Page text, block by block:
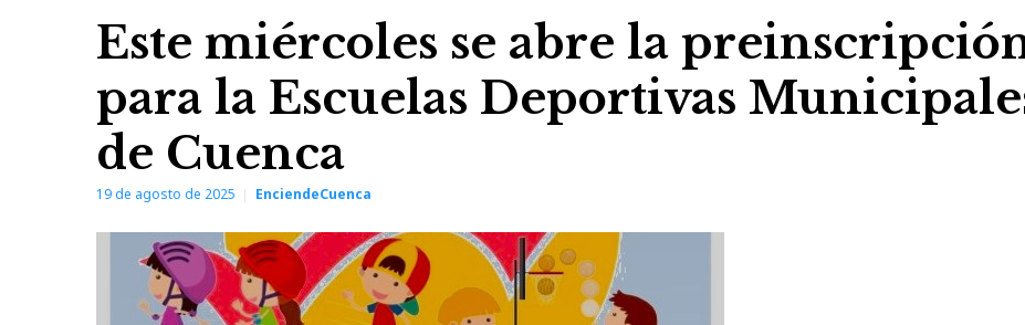
Este miércoles se abre la
para la Escuelas Deportivas
de Cuenca
19 de agosto de 2025 EnciendeCuenca